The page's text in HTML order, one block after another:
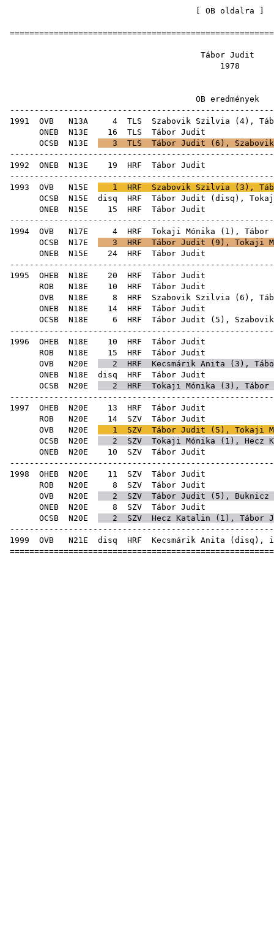
OB oldalra
Tábor
OB
1991 OVB N13A 4 TLS Szabovik Szilvia ( 4),
ONEB N13E 16 TLS
OCSB N13E 3 TLS Tábor Judit ( 6 ),
1992 ONEB N13E 19 HRF
1993 OVB N15E 1 HRF Szabovik Szilvia ( 3 ),
OCSB N15E disq HRF Tábor Judit ( disq ),
ONEB N15E 15 HRF
1994 OVB N17E 4 HRF Tokaji Mónika ( 1 ),
OCSB N17E 3 HRF Tábor Judit ( 9 ), Tokaji
ONEB N15E 24 HRF
1995 OHEB N18E 20 HRF
ROB N18E 10 HRF
OVB N18E 8 HRF Szabovik Szilvia ( 6 ),
ONEB N18E 14 HRF
OCSB N18E 6 HRF Tábor Judit ( 5 ),
1996 OHEB N18E 10 HRF
ROB N18E 15 HRF
OVB N20E 2 HRF Kecsmárik Anita ( 3 ),
ONEB N18E disq HRF
OCSB N20E 2 HRF Tokaji Mónika ( 3 ),
1997 OHEB N20E 13 HRF
ROB N20E 14 SZV
OVB N20E 1 SZV Tábor Judit ( 5 ), Tokaji
OCSB N20E 2 SZV Tokaji Mónika ( 1 ), Hecz
ONEB N20E 10 SZV
1998 OHEB N20E 11 SZV
ROB N20E 8 SZV
OVB N20E 2 SZV Tábor Judit ( 5 ), Buknicz
ONEB N20E 8 SZV
OCSB N20E 2 SZV Hecz Katalin ( 1 ), Tábor
1999 OVB N21E disq HRF Kecsmárik Anita ( disq ),